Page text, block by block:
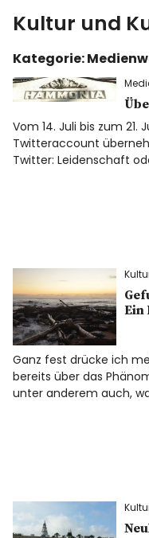
Kultur und
kultur & kunst
Ausstellungen
Spiele
Bloggerreisen
Über mich
Kategorie:
Vom 14. Juli bis zum 21.
Twitteraccount
Twitter: Leidenschaft
Ein
Ganz fest drücke ich
bereits über das
unter anderem auch,